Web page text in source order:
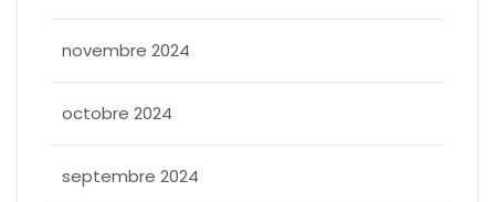
novembre 2024
octobre 2024
septembre 2024